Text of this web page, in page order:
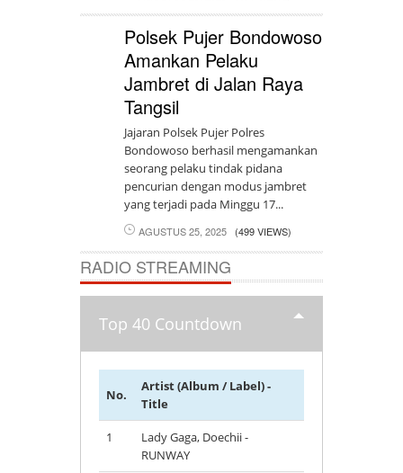
Polsek Pujer Bondowoso
Amankan Pelaku
Jambret di Jalan Raya
Tangsil
Jajaran Polsek Pujer Polres
Bondowoso berhasil mengamankan
seorang pelaku tindak pidana
pencurian dengan modus jambret
yang terjadi pada Minggu 17...
AGUSTUS 25, 2025 (499 VIEWS)
RADIO STREAMING
Top 40 Countdown
No.
Artist (Album / Label) -
Title
1
Lady Gaga, Doechii -
RUNWAY